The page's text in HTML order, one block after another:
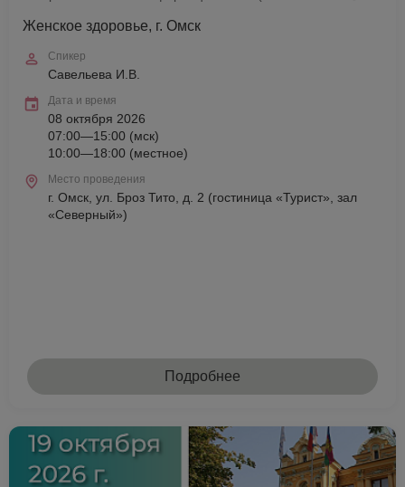
Женское здоровье, г. Омск
Спикер
Савельева И.В.
Дата и время
08 октября 2026
07:00—15:00 (мск)
10:00—18:00 (местное)
Место проведения
г. Омск, ул. Броз Тито, д. 2 (гостиница «Турист», зал
«Северный»)
Подробнее